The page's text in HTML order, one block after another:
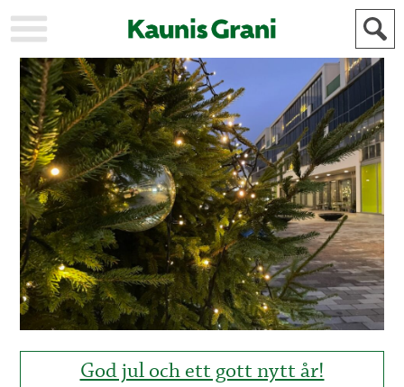
KAUPUNKI
STADEN
AJANKOHTAISTA
AKTUELLT
URHEILU
IDROTT
KULTTUURI
KULTUR
HISTORIA
HISTORIA
YLEINEN
ALLMÄN
MAINOSTAJILLE
FÖR
ANNONSÖRER
God jul och ett gott nytt år!